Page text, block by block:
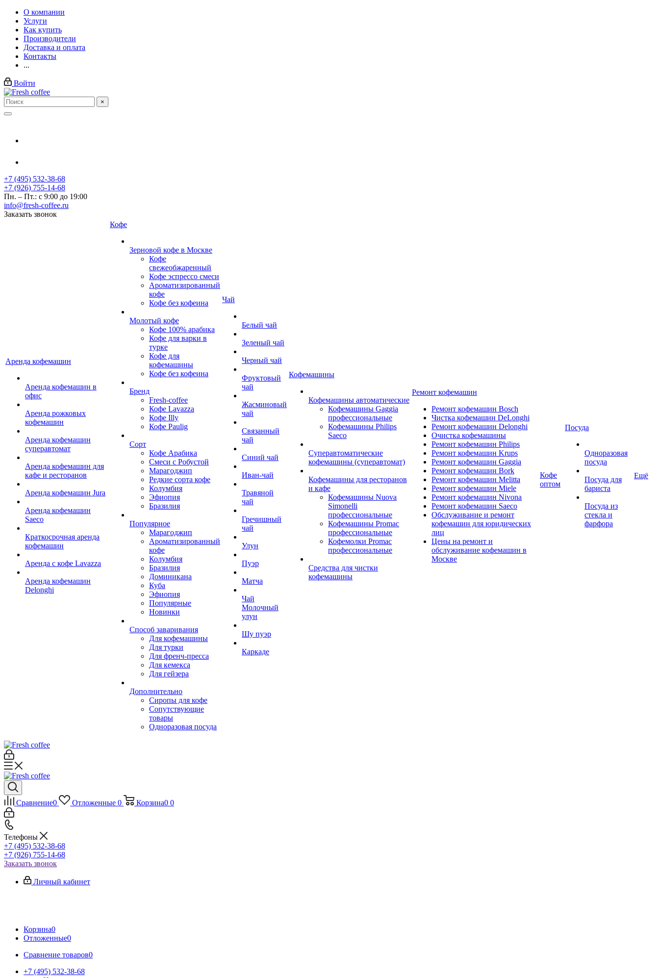
О компании
Услуги
Как купить
Производители
Доставка и оплата
Контакты
...
Войти
×
+7 (495) 532-38-68
+7 (926) 755-14-68
Пн. – Пт.: с 9:00 до 19:00
info@fresh-coffee.ru
Заказать звонок
Аренда кофемашин
Аренда кофемашин в
офис
Аренда рожковых
кофемашин
Аренда кофемашин
суперавтомат
Аренда кофемашин для
кафе и ресторанов
Аренда кофемашин Jura
Аренда кофемашин
Saeco
Краткосрочная аренда
кофемашин
Аренда с кофе Lavazza
Аренда кофемашин
Delonghi
Кофе
Зерновой кофе в Москве
Кофе
свежеобжаренный
Кофе эспрессо смеси
Ароматизированный
кофе
Кофе без кофеина
Молотый кофе
Кофе 100% арабика
Кофе для варки в
турке
Кофе для
кофемашины
Кофе без кофеина
Бренд
Fresh-coffee
Кофе Lavazza
Кофе Illy
Кофе Paulig
Сорт
Кофе Арабика
Смеси с Робустой
Марагоджип
Редкие сорта кофе
Колумбия
Эфиопия
Бразилия
Популярное
Марагоджип
Ароматизированный
кофе
Колумбия
Бразилия
Доминикана
Куба
Эфиопия
Популярные
Новинки
Способ заваривания
Для кофемашины
Для турки
Для френч-пресса
Для кемекса
Для гейзера
Дополнительно
Сиропы для кофе
Сопутствующие
товары
Одноразовая посуда
Чай
Белый чай
Зеленый чай
Черный чай
Фруктовый
чай
Жасминовый
чай
Связанный
чай
Синий чай
Иван-чай
Травяной
чай
Гречишный
чай
Улун
Пуэр
Матча
Чай
Молочный
улун
Шу пуэр
Каркаде
Кофемашины
Кофемашины автоматические
Кофемашины Gaggia
профессиональные
Кофемашины Philips
Saeco
Суперавтоматические
кофемашины (суперавтомат)
Кофемашины для ресторанов
и кафе
Кофемашины Nuova
Simonelli
профессиональные
Кофемашины Promac
профессиональные
Кофемолки Promac
профессиональные
Средства для чистки
кофемашины
Ремонт кофемашин
Ремонт кофемашин Bosch
Чистка кофемашин DeLonghi
Ремонт кофемашин Delonghi
Очистка кофемашины
Ремонт кофемашин Philips
Ремонт кофемашин Krups
Ремонт кофемашин Gaggia
Ремонт кофемашин Bork
Ремонт кофемашин Melitta
Ремонт кофемашин Miele
Ремонт кофемашин Nivona
Ремонт кофемашин Saeco
Обслуживание и ремонт
кофемашин для юридических
лиц
Цены на ремонт и
обслуживание кофемашин в
Москве
Кофе
оптом
Посуда
Одноразовая
посуда
Посуда для
бариста
Посуда из
стекла и
фарфора
Ещё
Сравнение0 Отложенные 0 Корзина0 0
Телефоны
+7 (495) 532-38-68
+7 (926) 755-14-68
Заказать звонок
Личный кабинет
Корзина0
Отложенные0
Сравнение товаров0
+7 (495) 532-38-68